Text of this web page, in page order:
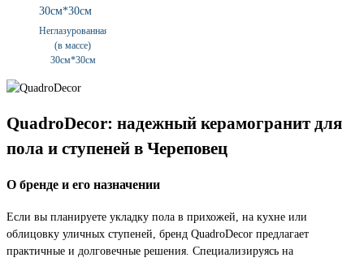
Неглазурованная
(в массе)
30см*30см
QuadroDecor: надежный керамогранит для
пола и ступеней в Череповец
О бренде и его назначении
Если вы планируете укладку пола в прихожей, на кухне или
облицовку уличных ступеней, бренд QuadroDecor предлагает
практичные и долговечные решения. Специализируясь на